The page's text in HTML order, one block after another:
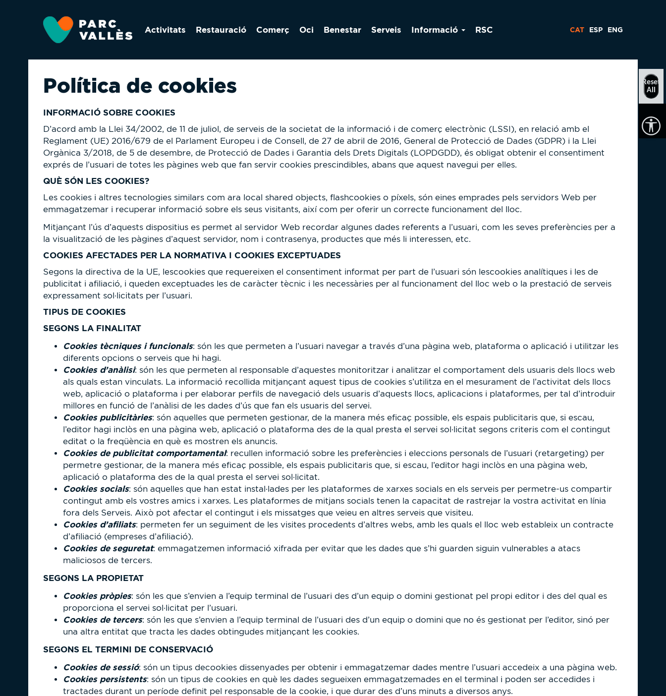
Activitats Restauració Comerç Oci Benestar Serveis Informació RSC CAT ESP ENG
Política de cookies
INFORMACIÓ SOBRE COOKIES
D’acord amb la Llei 34/2002, de 11 de juliol, de serveis de la societat de la informació i de comerç electrònic (LSSI), en relació amb el
Reglament (UE) 2016/679 de el Parlament Europeu i de Consell, de 27 de abril de 2016, General de Protecció de Dades (GDPR) i la Llei
Orgànica 3/2018, de 5 de desembre, de Protecció de Dades i Garantia dels Drets Digitals (LOPDGDD), és obligat obtenir el consentiment
exprés de l’usuari de totes les pàgines web que fan servir cookies prescindibles, abans que aquest navegui per elles.
QUÈ SÓN LES COOKIES?
Les cookies i altres tecnologies similars com ara local shared objects, flashcookies o píxels, són eines emprades pels servidors Web per
emmagatzemar i recuperar informació sobre els seus visitants, així com per oferir un correcte funcionament del lloc.
Mitjançant l’ús d’aquests dispositius es permet al servidor Web recordar algunes dades referents a l’usuari, com les seves preferències per a
la visualització de les pàgines d’aquest servidor, nom i contrasenya, productes que més li interessen, etc.
COOKIES AFECTADES PER LA NORMATIVA I COOKIES EXCEPTUADES
Segons la directiva de la UE, lescookies que requereixen el consentiment informat per part de l’usuari són lescookies analítiques i les de
publicitat i afiliació, i queden exceptuades les de caràcter tècnic i les necessàries per al funcionament del lloc web o la prestació de serveis
expressament sol·licitats per l’usuari.
TIPUS DE COOKIES
SEGONS LA FINALITAT
Cookies tècniques i funcionals: són les que permeten a l’usuari navegar a través d’una pàgina web, plataforma o aplicació i utilitzar les
diferents opcions o serveis que hi hagi.
Cookies d’anàlisi: són les que permeten al responsable d’aquestes monitoritzar i analitzar el comportament dels usuaris dels llocs web
als quals estan vinculats. La informació recollida mitjançant aquest tipus de cookies s’utilitza en el mesurament de l’activitat dels llocs
web, aplicació o plataforma i per elaborar perfils de navegació dels usuaris d’aquests llocs, aplicacions i plataformes, per tal d’introduir
millores en funció de l’anàlisi de les dades d’ús que fan els usuaris del servei.
Cookies publicitàries: són aquelles que permeten gestionar, de la manera més eficaç possible, els espais publicitaris que, si escau,
l’editor hagi inclòs en una pàgina web, aplicació o plataforma des de la qual presta el servei sol·licitat segons criteris com el contingut
editat o la freqüència en què es mostren els anuncis.
Cookies de publicitat comportamental: recullen informació sobre les preferències i eleccions personals de l’usuari (retargeting) per
permetre gestionar, de la manera més eficaç possible, els espais publicitaris que, si escau, l’editor hagi inclòs en una pàgina web,
aplicació o plataforma des de la qual presta el servei sol·licitat.
Cookies socials: són aquelles que han estat instal·lades per les plataformes de xarxes socials en els serveis per permetre-us compartir
contingut amb els vostres amics i xarxes. Les plataformes de mitjans socials tenen la capacitat de rastrejar la vostra activitat en línia
fora dels Serveis. Això pot afectar el contingut i els missatges que veieu en altres serveis que visiteu.
Cookies d’afiliats: permeten fer un seguiment de les visites procedents d’altres webs, amb les quals el lloc web estableix un contracte
d’afiliació (empreses d’afiliació).
Cookies de seguretat: emmagatzemen informació xifrada per evitar que les dades que s’hi guarden siguin vulnerables a atacs
maliciosos de tercers.
SEGONS LA PROPIETAT
Cookies pròpies: són les que s’envien a l’equip terminal de l’usuari des d’un equip o domini gestionat pel propi editor i des del qual es
proporciona el servei sol·licitat per l’usuari.
Cookies de tercers: són les que s’envien a l’equip terminal de l’usuari des d’un equip o domini que no és gestionat per l’editor, sinó per
una altra entitat que tracta les dades obtingudes mitjançant les cookies.
SEGONS EL TERMINI DE CONSERVACIÓ
Cookies de sessió: són un tipus decookies dissenyades per obtenir i emmagatzemar dades mentre l’usuari accedeix a una pàgina web.
Cookies persistents: són un tipus de cookies en què les dades segueixen emmagatzemades en el terminal i poden ser accedides i
tractades durant un període definit pel responsable de la cookie, i que durar des d’uns minuts a diversos anys.
Reset
All